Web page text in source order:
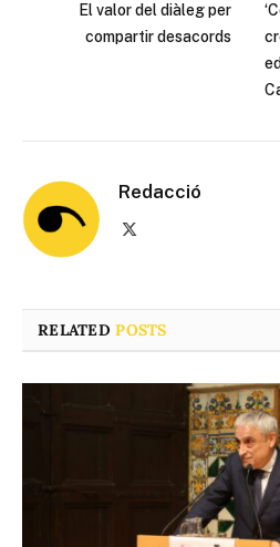
El valor del diàleg per
compartir desacords
Redacció
RELATEDPOSTS